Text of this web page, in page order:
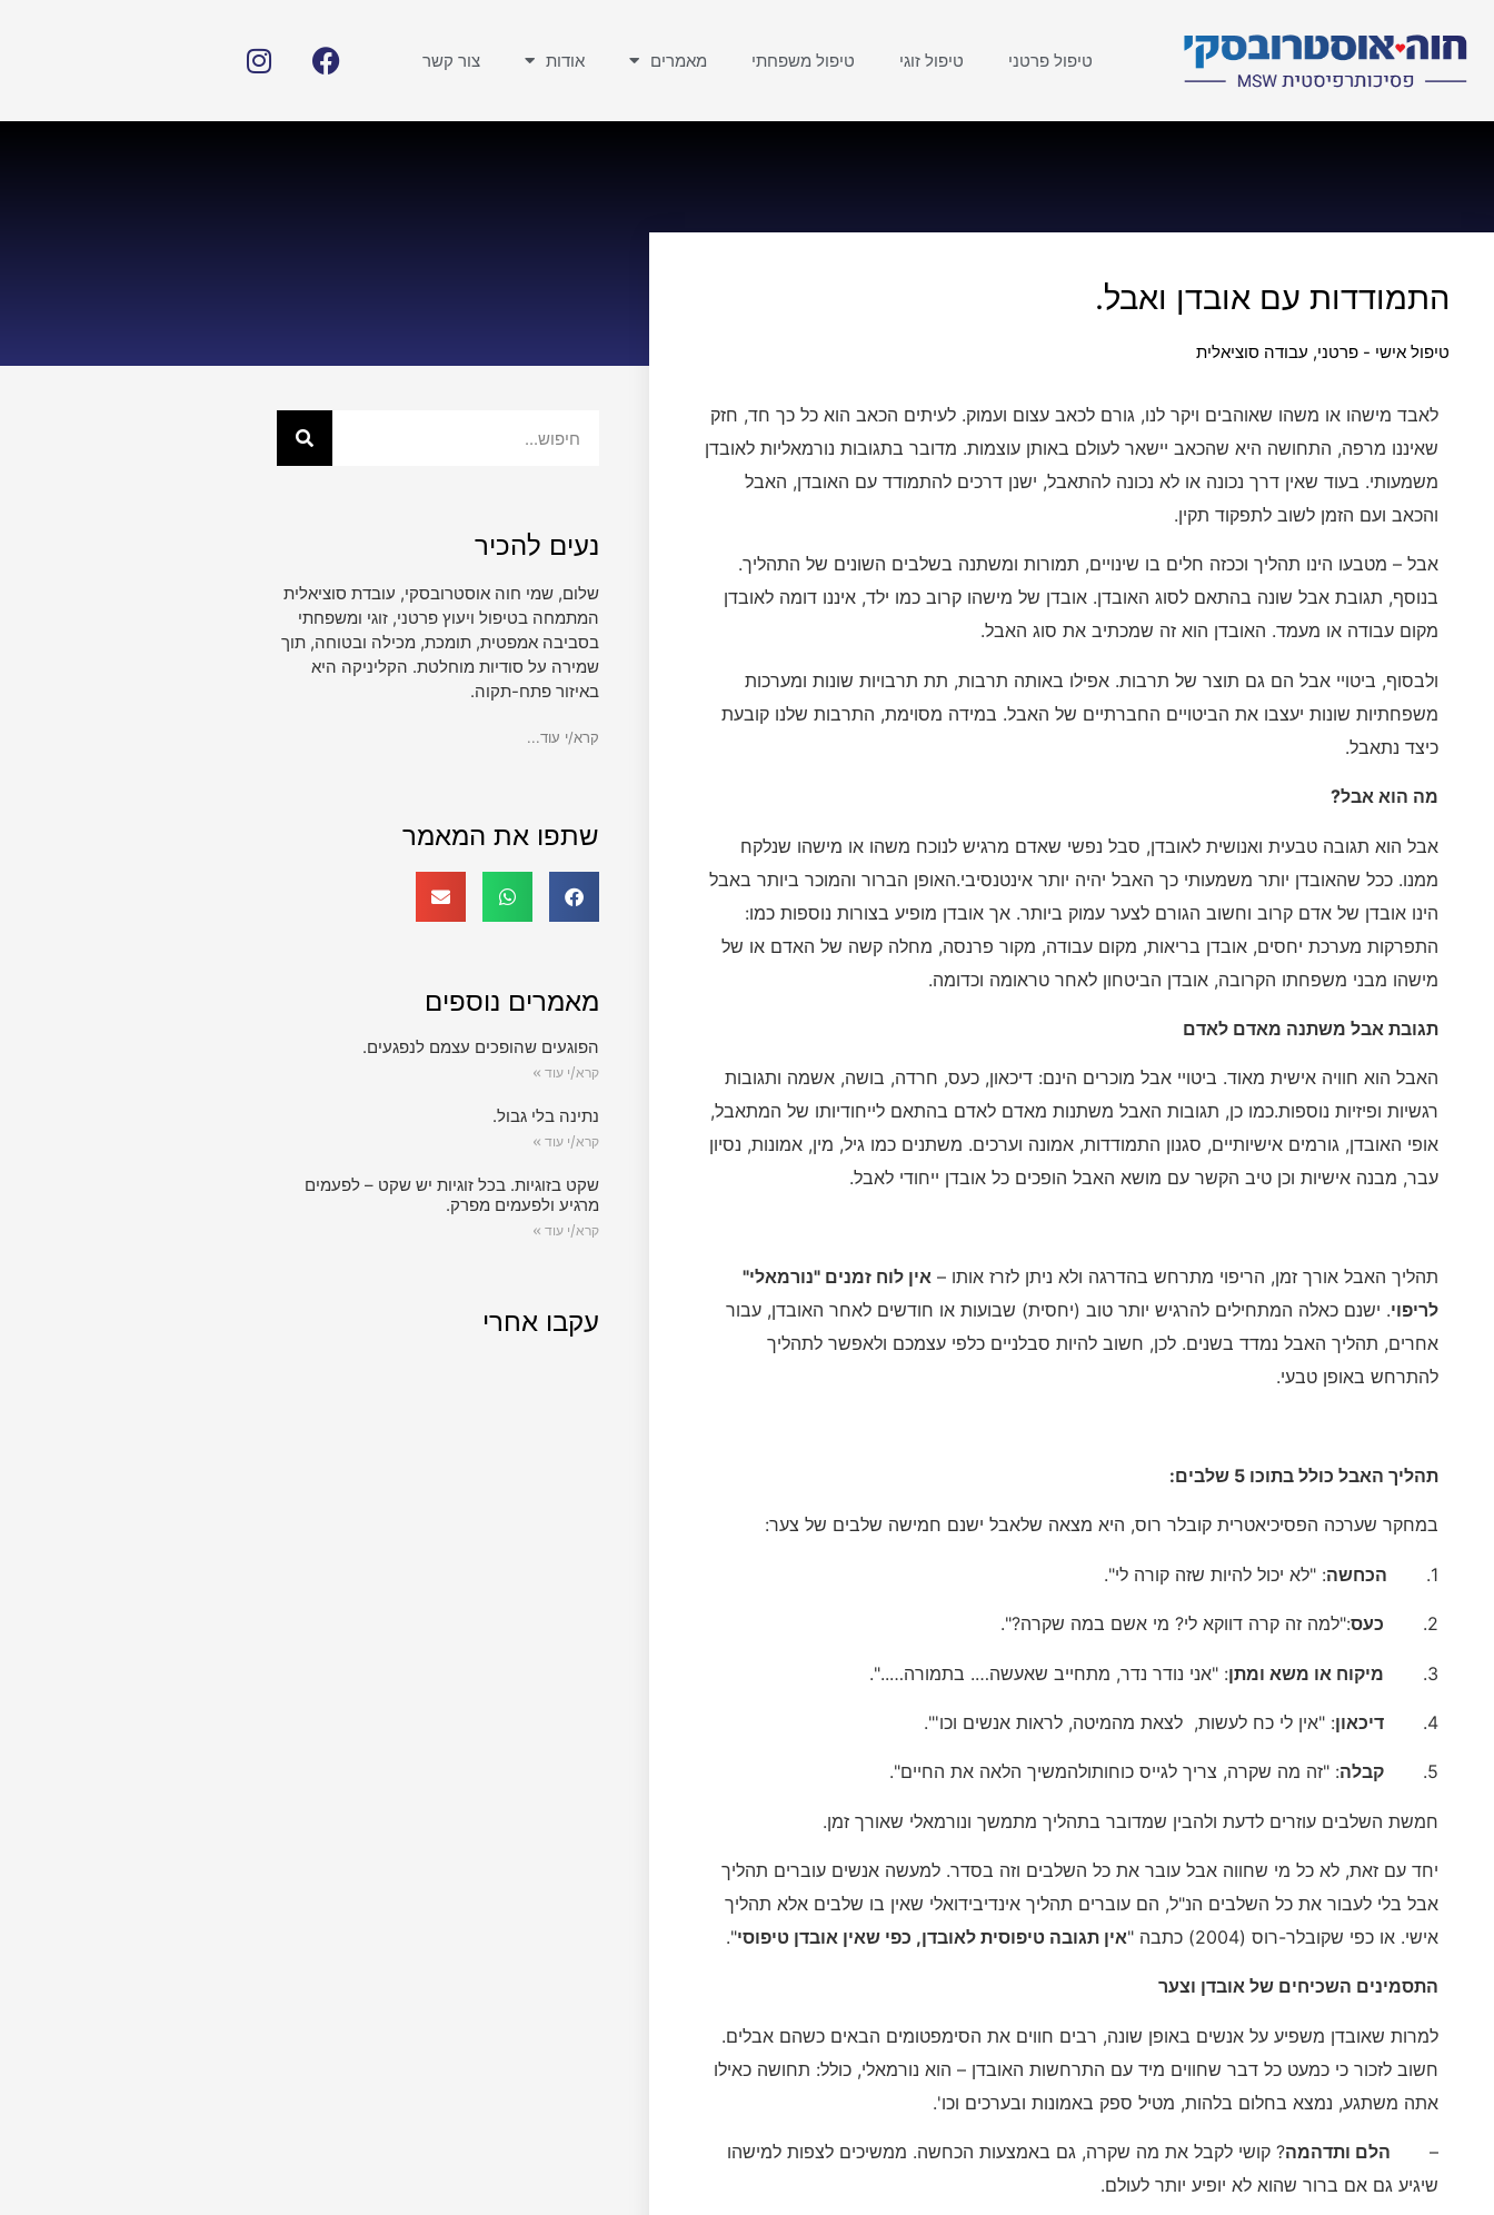
טיפול פרטני טיפול זוגי טיפול משפחתי מאמרים אודות צור קשר
התמודדות עם אובדן ואבל.
טיפול אישי - פרטני, עבודה סוציאלית
לאבד מישהו או משהו שאוהבים ויקר לנו, גורם לכאב עצום ועמוק. לעיתים הכאב הוא כל כך חד, חזק
שאיננו מרפה, התחושה היא שהכאב יישאר לעולם באותן עוצמות. מדובר בתגובות נורמאליות לאובדן
משמעותי. בעוד שאין דרך נכונה או לא נכונה להתאבל, ישנן דרכים להתמודד עם האובדן, האבל
והכאב ועם הזמן לשוב לתפקוד תקין.
אבל – מטבעו הינו תהליך וככזה חלים בו שינויים, תמורות ומשתנה בשלבים השונים של התהליך.
בנוסף, תגובת אבל שונה בהתאם לסוג האובדן. אובדן של מישהו קרוב כמו ילד, איננו דומה לאובדן
מקום עבודה או מעמד. האובדן הוא זה שמכתיב את סוג האבל.
ולבסוף, ביטויי אבל הם גם תוצר של תרבות. אפילו באותה תרבות, תת תרבויות שונות ומערכות
משפחתיות שונות יעצבו את הביטויים החברתיים של האבל. במידה מסוימת, התרבות שלנו קובעת
כיצד נתאבל.
מה הוא אבל?
אבל הוא תגובה טבעית ואנושית לאובדן, סבל נפשי שאדם מרגיש לנוכח משהו או מישהו שנלקח
ממנו. ככל שהאובדן יותר משמעותי כך האבל יהיה יותר אינטנסיבי.האופן הברור והמוכר ביותר באבל
הינו אובדן של אדם קרוב וחשוב הגורם לצער עמוק ביותר. אך אובדן מופיע בצורות נוספות כמו:
התפרקות מערכת יחסים, אובדן בריאות, מקום עבודה, מקור פרנסה, מחלה קשה של האדם או של
מישהו מבני משפחתו הקרובה, אובדן הביטחון לאחר טראומה וכדומה.
תגובת אבל משתנה מאדם לאדם
האבל הוא חוויה אישית מאוד. ביטויי אבל מוכרים הינם: דיכאון, כעס, חרדה, בושה, אשמה ותגובות
רגשיות ופיזיות נוספות.כמו כן, תגובות האבל משתנות מאדם לאדם בהתאם לייחודיותו של המתאבל,
אופי האובדן, גורמים אישיותיים, סגנון התמודדות, אמונה וערכים. משתנים כמו גיל, מין, אמונות, נסיון
עבר, מבנה אישיות וכן טיב הקשר עם מושא האבל הופכים כל אובדן ייחודי לאבל.
תהליך האבל אורך זמן, הריפוי מתרחש בהדרגה ולא ניתן לזרז אותו – אין לוח זמנים "נורמאלי"
לריפוי. ישנם כאלה המתחילים להרגיש יותר טוב (יחסית) שבועות או חודשים לאחר האובדן, עבור
אחרים, תהליך האבל נמדד בשנים. לכן, חשוב להיות סבלניים כלפי עצמכם ולאפשר לתהליך
להתרחש באופן טבעי.
תהליך האבל כולל בתוכו 5 שלבים:
במחקר שערכה הפסיכיאטרית קובלר רוס, היא מצאה שלאבל ישנם חמישה שלבים של צער:
1. הכחשה: "לא יכול להיות שזה קורה לי".
2. כעס:"למה זה קרה דווקא לי? מי אשם במה שקרה?".
3. מיקוח או משא ומתן: "אני נודר נדר, מתחייב שאעשה…. בתמורה…..".
4. דיכאון: "אין לי כח לעשות, לצאת מהמיטה, לראות אנשים וכו'".
5. קבלה: "זה מה שקרה, צריך לגייס כוחותולהמשיך הלאה את החיים".
חמשת השלבים עוזרים לדעת ולהבין שמדובר בתהליך מתמשך ונורמאלי שאורך זמן.
יחד עם זאת, לא כל מי שחווה אבל עובר את כל השלבים וזה בסדר. למעשה אנשים עוברים תהליך
אבל בלי לעבור את כל השלבים הנ"ל, הם עוברים תהליך אינדיבידואלי שאין בו שלבים אלא תהליך
אישי. או כפי שקובלר-רוס (2004) כתבה "
אין תגובה טיפוסית לאובדן, כפי שאין אובדן טיפוסי".
התסמינים השכיחים של אובדן וצער
למרות שאובדן משפיע על אנשים באופן שונה, רבים חווים את הסימפטומים הבאים כשהם אבלים.
חשוב לזכור כי כמעט כל דבר שחווים מיד עם התרחשות האובדן – הוא נורמאלי, כולל: תחושה כאילו
אתה משתגע, נמצא בחלום בלהות, מטיל ספק באמונות ובערכים וכו'.
– הלם ותדהמה? קושי לקבל את מה שקרה, גם באמצעות הכחשה. ממשיכים לצפות למישהו
שיגיע גם אם ברור שהוא לא יופיע יותר לעולם.
נעים להכיר
שלום, שמי חוה אוסטרובסקי, עובדת סוציאלית
המתמחה בטיפול ויעוץ פרטני, זוגי ומשפחתי
בסביבה אמפטית, תומכת, מכילה ובטוחה, תוך
שמירה על סודיות מוחלטת. הקליניקה היא
באיזור פתח-תקוה.
קרא/י עוד...
שתפו את המאמר
מאמרים נוספים
הפוגעים שהופכים עצמם לנפגעים.
קרא/י עוד »
נתינה בלי גבול.
קרא/י עוד »
שקט בזוגיות. בכל זוגיות יש שקט – לפעמים
מרגיע ולפעמים מפרק.
קרא/י עוד »
עקבו אחרי